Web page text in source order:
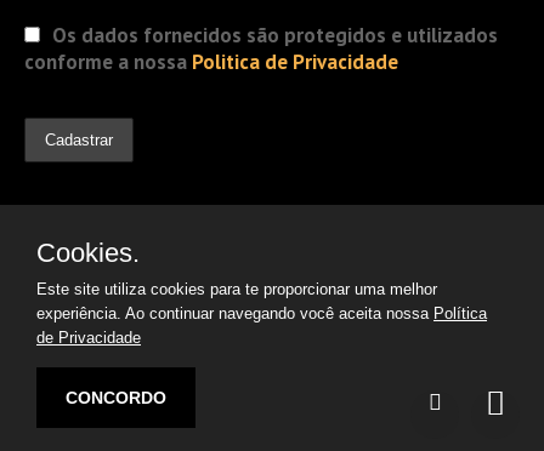
Os dados fornecidos são protegidos e utilizados
conforme a nossa Politica de Privacidade
© 2019 Jorge Gomes
Advogados. Direitos Reservados
Argon | Otimização de Sites
Cookies.
Este site utiliza cookies para te proporcionar uma melhor
experiência. Ao continuar navegando você aceita nossa Política
de Privacidade
CONCORDO